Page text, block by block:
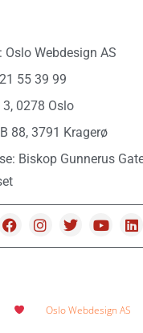
Oslo Webdesign AS
55 39 99
0278 Oslo
88, 3791 Kragerø
Biskop Gunnerus
Oslo Webdesign AS